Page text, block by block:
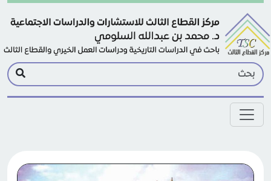
Skip to main content